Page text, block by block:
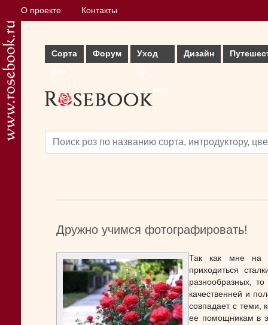
О проекте Контакты
Сорта
Форум
Уход
Дизайн
Дружно учимся фотографировать!
Так как мне на
приходиться
разнообразных,
качественней и
совпадает с теми,
ее помощникам в